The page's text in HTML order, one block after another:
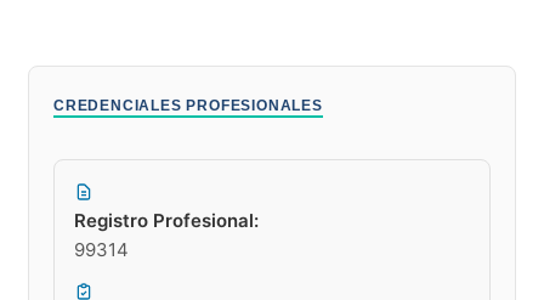
CREDENCIALES PROFESIONALES
Registro Profesional:
99314